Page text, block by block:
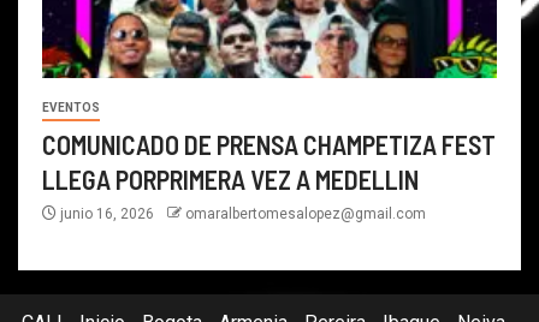
EVENTOS
COMUNICADO DE PRENSA CHAMPETIZA FEST
LLEGA PORPRIMERA VEZ A MEDELLIN
junio 16, 2026 omaralbertomesalopez@gmail.com